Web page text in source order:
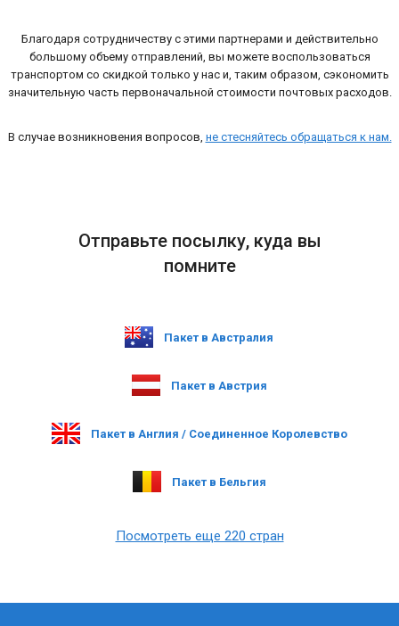
Благодаря сотрудничеству с этими партнерами и действительно
большому объему отправлений, вы можете воспользоваться
транспортом со скидкой только у нас и, таким образом, сэкономить
значительную часть первоначальной стоимости почтовых расходов.
В случае возникновения вопросов, не стесняйтесь обращаться к нам.
Отправьте посылку, куда вы
помните
Пакет в Австралия
Пакет в Австрия
Пакет в Англия / Соединенное Королевство
Пакет в Бельгия
Посмотреть еще 220 стран